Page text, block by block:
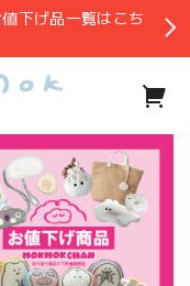
下げ品一覧はこち